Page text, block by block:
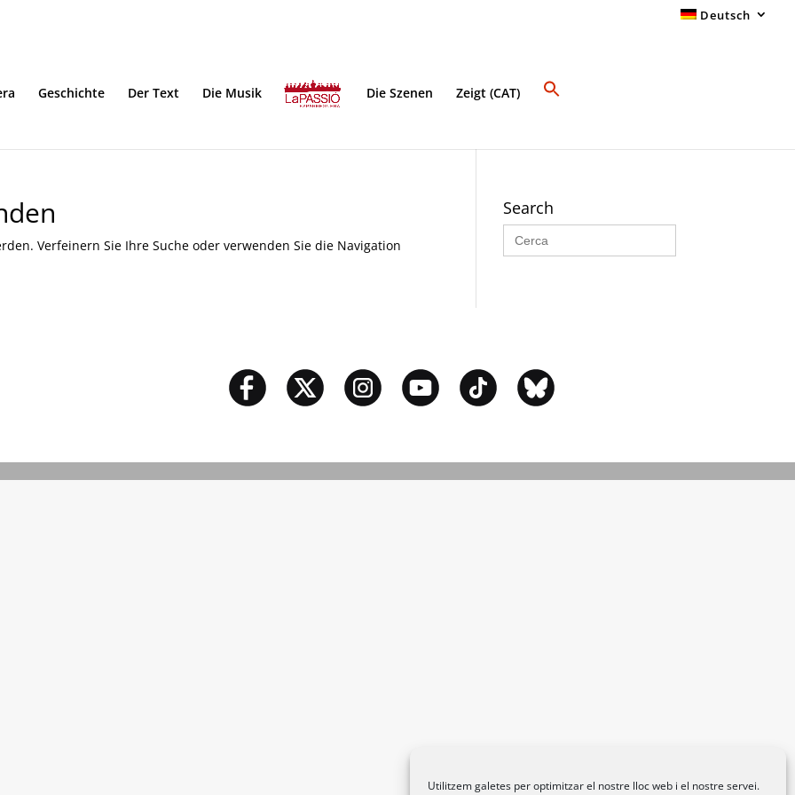
Utilitzem galetes per optimitzar el nostre lloc web i el nostre servei.
Deutsch
Geschichte Der Text Die Musik Die Szenen Zeigt (CAT)
Verfeinern Sie Ihre Suche oder verwenden Sie die Navigation
Search
Search
for: